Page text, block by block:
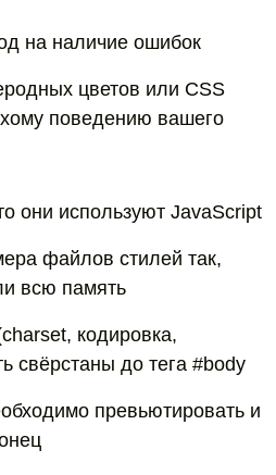
на наличие ошибок
цветов или CSS
поведению вашего
они используют JavaScript
файлов стилей так,
всю память
кодировка,
свёрстаны до тега #body
превьютировать и